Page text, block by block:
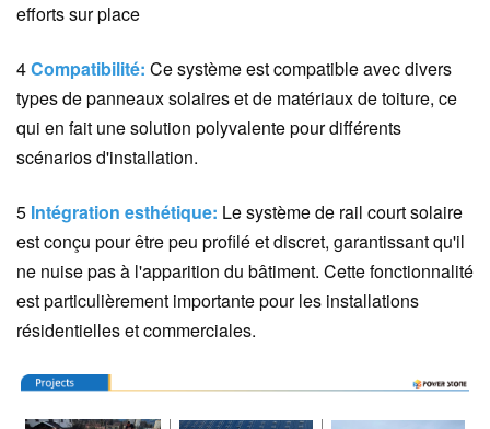
efforts sur place
4Compatibilité: Ce système est compatible avec divers
types de panneaux solaires et de matériaux de toiture, ce
qui en fait une solution polyvalente pour différents
scénarios d'installation.
5 Intégration esthétique: Le système de rail court solaire
est conçu pour être peu profilé et discret, garantissant qu'il
ne nuise pas à l'apparition du bâtiment. Cette fonctionnalité
est particulièrement importante pour les installations
résidentielles et commerciales.